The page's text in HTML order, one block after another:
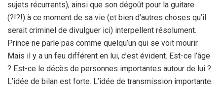
sujets récurrents), ainsi que son dégoût pour la guitare
(?!?!) à ce moment de sa vie (et bien d’autres choses qu’il
serait criminel de divulguer ici) interpellent résolument.
Prince ne parle pas comme quelqu’un qui se voit mourir.
Mais il y a un feu différent en lui, c’est évident. Est-ce l’âge
? Est-ce le décès de personnes importantes autour de lui ?
L’idée de bilan est forte. L’idée de transmission importante.